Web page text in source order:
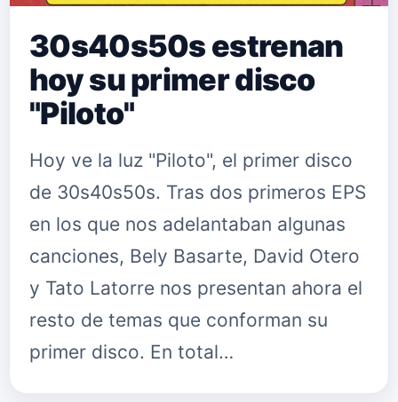
30s40s50s estrenan
hoy su primer disco
"Piloto"
Hoy ve la luz "Piloto", el primer disco
de 30s40s50s. Tras dos primeros EPS
en los que nos adelantaban algunas
canciones, Bely Basarte, David Otero
y Tato Latorre nos presentan ahora el
resto de temas que conforman su
primer disco. En total…